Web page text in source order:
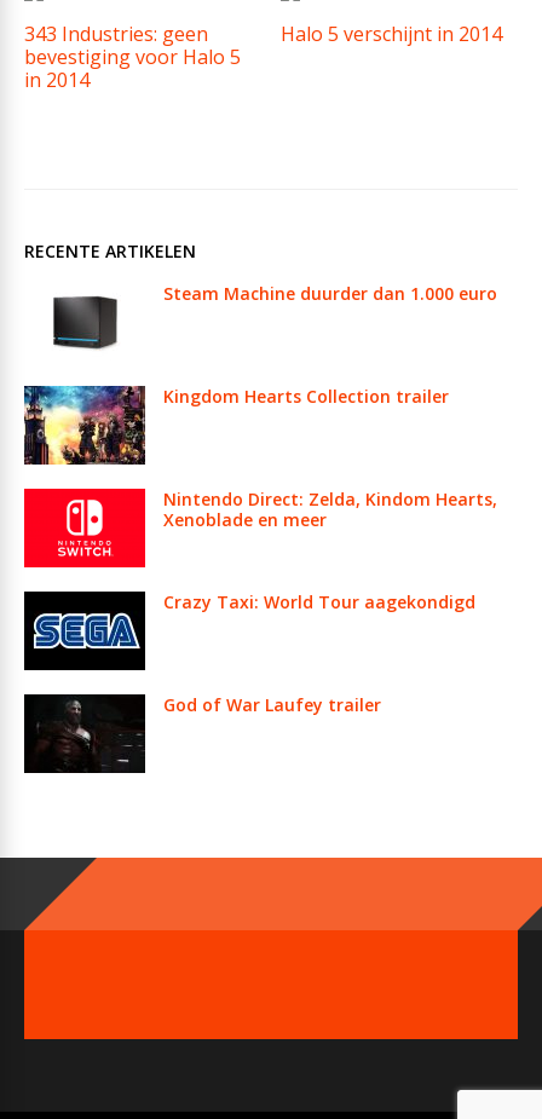
343 Industries: geen
bevestiging voor Halo 5
in 2014
Halo 5 verschijnt in 2014
RECENTE ARTIKELEN
Steam Machine duurder dan 1.000 euro
Kingdom Hearts Collection trailer
Nintendo Direct: Zelda, Kindom Hearts,
Xenoblade en meer
Crazy Taxi: World Tour aagekondigd
God of War Laufey trailer